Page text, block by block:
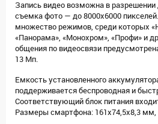
Запись видео возможна в разрешении
съемка фото — до 8000х6000
множество режимов, среди которых
«Панорама», «Монохром», «Профи» и
общения по видеосвязи
13 Мп.
Емкость установленного
поддерживается беспроводная и
Соответствующий блок питания
Размеры смартфона: 161х74,5х8,3 мм,